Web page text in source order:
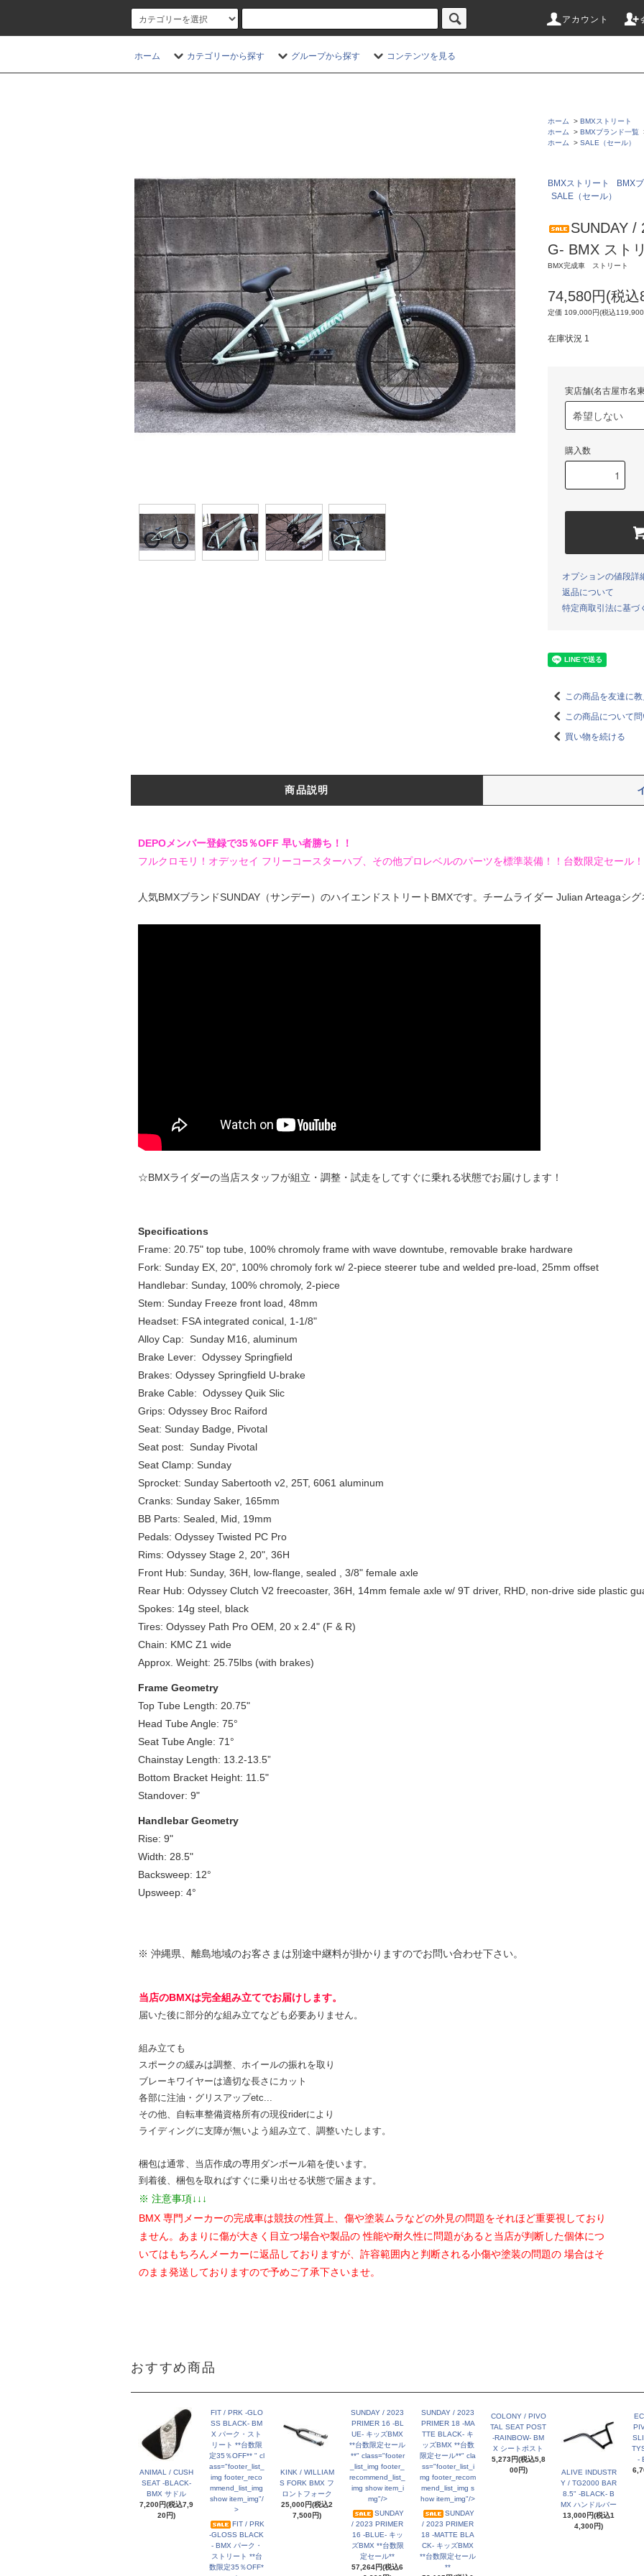
アカウント
ホーム カテゴリーから探す グループから探す コンテンツを見る
ホーム > BMXストリート
ホーム
> BMXブランド一覧
ホーム
> SALE（セール）
BMXストリート
BMX
SALE（セール）
SUNDAY /
G- BMX スト
BMX完成車 ストリート
74,580円(税
定価 109,000円(税込
在庫状況 1
実店舗(名古屋市名
購入数
オプションの値段詳
返品について
特定商取引法に基づ
この商品を友達に
この商品について
買い物を続ける
商品説明
DEPOメンバー登録で35％OFF 早い者勝ち！！
フルクロモリ！オデッセイ フリーコースターハブ、その他プロレベルのパーツを標準装備！！台数限定セール
人気BMXブランドSUNDAY（サンデー）のハイエンドストリートBMXです。チームライダー Julian Arteagaシ
☆BMXライダーの当店スタッフが組立・調整・試走をしてすぐに乗れる状態でお届けします！
Specifications
Frame: 20.75" top tube, 100% chromoly frame with wave downtube, removable brake hardware
Fork: Sunday EX, 20", 100% chromoly fork w/ 2-piece steerer tube and welded pre-load, 25mm offset
Handlebar: Sunday, 100% chromoly, 2-piece
Stem: Sunday Freeze front load, 48mm
Headset: FSA integrated conical, 1-1/8"
Alloy Cap: Sunday M16, aluminum
Brake Lever: Odyssey Springfield
Brakes: Odyssey Springfield U-brake
Brake Cable: Odyssey Quik Slic
Grips: Odyssey Broc Raiford
Seat: Sunday Badge, Pivotal
Seat post: Sunday Pivotal
Seat Clamp: Sunday
Sprocket: Sunday Sabertooth v2, 25T, 6061 aluminum
Cranks: Sunday Saker, 165mm
BB Parts: Sealed, Mid, 19mm
Pedals: Odyssey Twisted PC Pro
Rims: Odyssey Stage 2, 20", 36H
Front Hub: Sunday, 36H, low-flange, sealed , 3/8" female axle
Rear Hub: Odyssey Clutch V2 freecoaster, 36H, 14mm female axle w/ 9T driver, RHD, non-drive side plastic
Spokes: 14g steel, black
Tires: Odyssey Path Pro OEM, 20 x 2.4" (F & R)
Chain: KMC Z1 wide
Approx. Weight: 25.75lbs (with brakes)
Frame Geometry
Top Tube Length: 20.75"
Head Tube Angle: 75°
Seat Tube Angle: 71°
Chainstay Length: 13.2-13.5”
Bottom Bracket Height: 11.5"
Standover: 9"
Handlebar Geometry
Rise: 9"
Width: 28.5"
Backsweep: 12°
Upsweep: 4°
※ 沖縄県、離島地域のお客さまは別途中継料が掛かりますのでお問い合わせ下さい。
当店のBMXは完全組み立てでお届けします。
届いた後に部分的な組み立てなども必要ありません。
組み立ても
スポークの緩みは調整、ホイールの振れを取り
ブレーキワイヤーは適切な長さにカット
各部に注油・グリスアップetc...
その他、自転車整備資格所有の現役riderにより
ライディングに支障が無いよう組み立て、調整いたします。
梱包は通常、当店作成の専用ダンボール箱を使います。
到着後、梱包を取ればすぐに乗り出せる状態で届きます。
※ 注意事項↓↓↓
BMX 専門メーカーの完成車は競技の性質上、傷や塗装ムラなどの外見の問題をそれほど重要視しており
ません。あまりに傷が大きく目立つ場合や製品の 性能や耐久性に問題があると当店が判断した個体につ
いてはもちろんメーカーに返品しておりますが、許容範囲内と判断される小傷や塗装の問題の 場合はそ
のまま発送しておりますので予めご了承下さいませ。
おすすめ商品
ANIMAL / CUSH
SEAT -BLACK-
BMX サドル
7,200円(税込7,9
20円)
FIT / PRK -GLO
SS BLACK- BM
X パーク・スト
リート **台数限
定35％OFF** " cl
ass="footer_list_
img footer_reco
mmend_list_img
show item_img"/
>
FIT / PRK
-GLOSS BLACK
- BMX パーク・
ストリート **台
数限定35％OFF*
KINK / WILLIAM
S FORK BMX フ
ロントフォーク
25,000円(税込2
7,500円)
SUNDAY / 2023
PRIMER 16 -BL
UE- キッズBMX
**台数限定セール
**" class="footer
_list_img footer_
recommend_list_
img show item_i
mg"/>
SUNDAY
/ 2023 PRIMER
16 -BLUE- キッ
ズBMX **台数限
定セール**
57,264円(税込6
SUNDAY / 2023
PRIMER 18 -MA
TTE BLACK- キ
ッズBMX **台数
限定セール**" cla
ss="footer_list_i
mg footer_recom
mend_list_img s
how item_img"/>
SUNDAY
/ 2023 PRIMER
18 -MATTE BLA
CK- キッズBMX
**台数限定セール
**
COLONY / PIVO
TAL SEAT POST
-RAINBOW- BM
X シートポスト
5,273円(税込5,8
00円)
ALIVE INDUSTR
Y / TG2000 BAR
8.5" -BLACK- B
MX ハンドルバー
13,000円(税込1
4,300円)
-